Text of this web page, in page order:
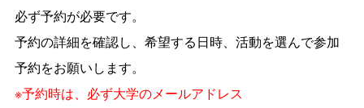
必ず予約が必要です。
予約の詳細を確認し、希望する日時、活動を選んで参加
予約をお願いします。
※予約時は、必ず大学のメールアドレス